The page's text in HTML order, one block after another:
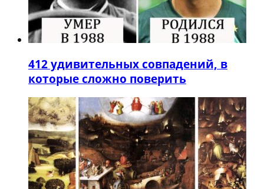
412 удивительных совпадений, в
которые сложно поверить